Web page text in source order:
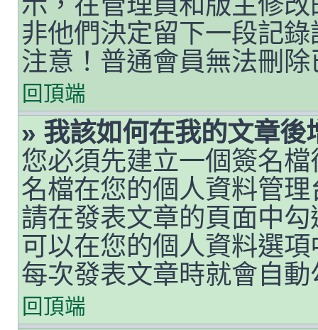
非他們決定留下一段記
注意！普通會員無法刪
回頂端
» 我該如何在我的文章後
您必須先建立一個簽名
名檔在您的個人資料管
請在發表文章的頁面中
可以在您的個人資料選
每次發表文章時就會自
回頂端